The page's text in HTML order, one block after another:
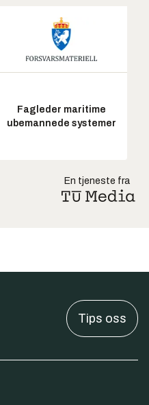
Fagleder maritime
ubemannede systemer
En tjeneste fra
Tips oss